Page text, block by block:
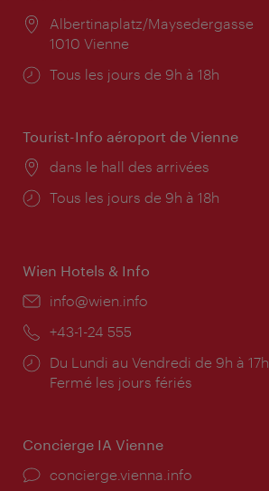
Lieu:
Albertinaplatz/Maysedergasse
1010 Vienne
Horaires
Tous les jours de 9h à 18h
Tourist-Info aéroport de Vienne
Lieu:
dans le hall des arrivées
Horaires
Tous les jours de 9h à 18h
Wien Hotels & Info
E-
info@wien.info
Téléphone:
+43-1-24 555
Horaires
d'ouverture:
Du Lundi au Vendredi de 9h à 17h
Fermé les jours fériés
Concierge IA Vienne
Ort:
concierge.vienna.info